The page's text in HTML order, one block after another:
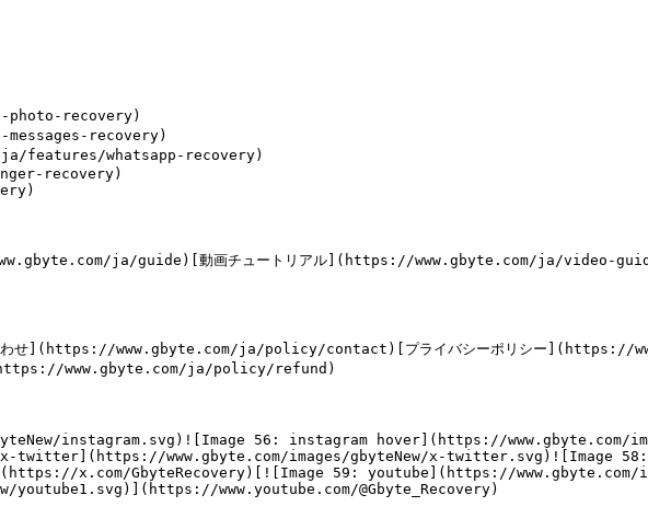
recovery)
recovery)
ja/features/whatsapp-recovery)
recovery)
ja/guide)[動画チュートリアル](https://www.gbyte.com/ja/video-
せ](https://www.gbyte.com/ja/policy/contact)[プライバシーポリシー](https://
www.gbyte.com/ja/policy/refund)
instagram.svg)![Image 56: instagram hover](https://www.gbyte.com/
twitter](https://www.gbyte.com/images/gbyteNew/x-twitter.svg)![Image
x.com/GbyteRecovery)[![Image 59: youtube](https://www.gbyte.com/
www.youtube.com/@Gbyte_Recovery)